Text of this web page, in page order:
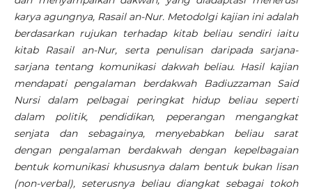
karya agungnya, Rasail an-Nur. Metodolgi kajian ini adalah
berdasarkan rujukan terhadap kitab beliau sendiri iaitu
kitab Rasail an-Nur, serta penulisan daripada sarjana-
sarjana tentang komunikasi dakwah beliau. Hasil kajian
mendapati pengalaman berdakwah Badiuzzaman Said
Nursi dalam pelbagai peringkat hidup beliau seperti
dalam politik, pendidikan, peperangan mengangkat
senjata dan sebagainya, menyebabkan beliau sarat
dengan pengalaman berdakwah dengan kepelbagaian
bentuk komunikasi khususnya dalam bentuk bukan lisan
(non-verbal), seterusnya beliau diangkat sebagai tokoh